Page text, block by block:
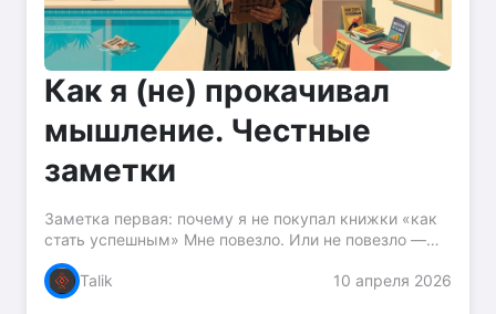
Как я (не) прокачивал
мышление. Честные
заметки
Заметка первая: почему я не покупал книжки «как
стать успешным» Мне повезло. Или не повезло —
как посмотреть. В девяностые, когда книжки «как
стать успешным», «как разбогатеть», «как стать...
Talik 10 апреля 2026